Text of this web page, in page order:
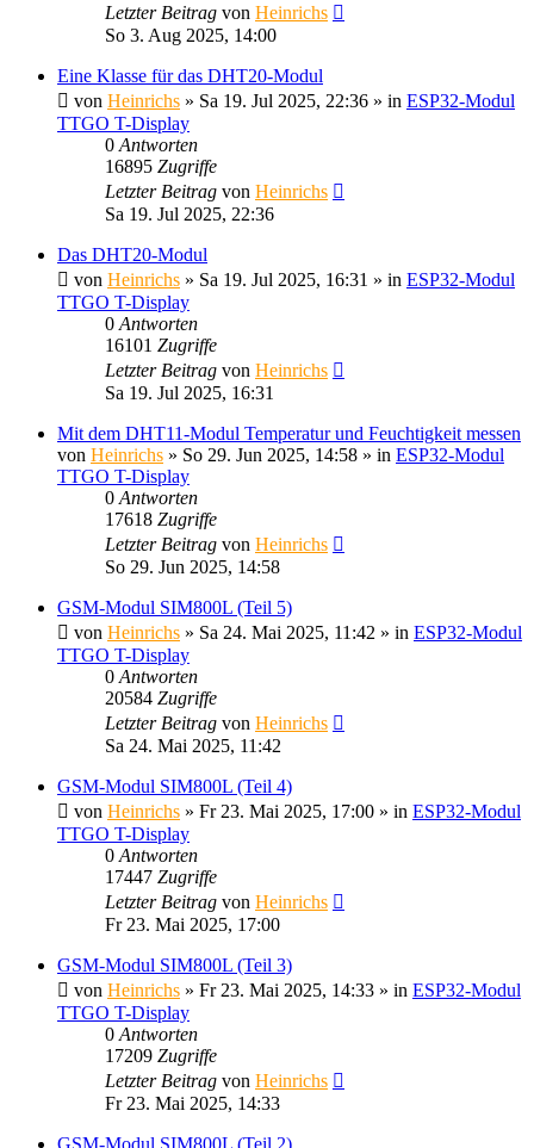
Letzter Beitrag von Heinrichs
So 3. Aug 2025, 14:00
Eine Klasse für das DHT20-Modul
von Heinrichs » Sa 19. Jul 2025, 22:36 » in ESP32-Modul
TTGO T-Display
0 Antworten
16895 Zugriffe
Letzter Beitrag von Heinrichs
Sa 19. Jul 2025, 22:36
Das DHT20-Modul
von Heinrichs » Sa 19. Jul 2025, 16:31 » in ESP32-Modul
TTGO T-Display
0 Antworten
16101 Zugriffe
Letzter Beitrag von Heinrichs
Sa 19. Jul 2025, 16:31
Mit dem DHT11-Modul Temperatur und Feuchtigkeit messen
von Heinrichs » So 29. Jun 2025, 14:58 » in ESP32-Modul
TTGO T-Display
0 Antworten
17618 Zugriffe
Letzter Beitrag von Heinrichs
So 29. Jun 2025, 14:58
GSM-Modul SIM800L (Teil 5)
von Heinrichs » Sa 24. Mai 2025, 11:42 » in ESP32-Modul
TTGO T-Display
0 Antworten
20584 Zugriffe
Letzter Beitrag von Heinrichs
Sa 24. Mai 2025, 11:42
GSM-Modul SIM800L (Teil 4)
von Heinrichs » Fr 23. Mai 2025, 17:00 » in ESP32-Modul
TTGO T-Display
0 Antworten
17447 Zugriffe
Letzter Beitrag von Heinrichs
Fr 23. Mai 2025, 17:00
GSM-Modul SIM800L (Teil 3)
von Heinrichs » Fr 23. Mai 2025, 14:33 » in ESP32-Modul
TTGO T-Display
0 Antworten
17209 Zugriffe
Letzter Beitrag von Heinrichs
Fr 23. Mai 2025, 14:33
GSM-Modul SIM800L (Teil 2)